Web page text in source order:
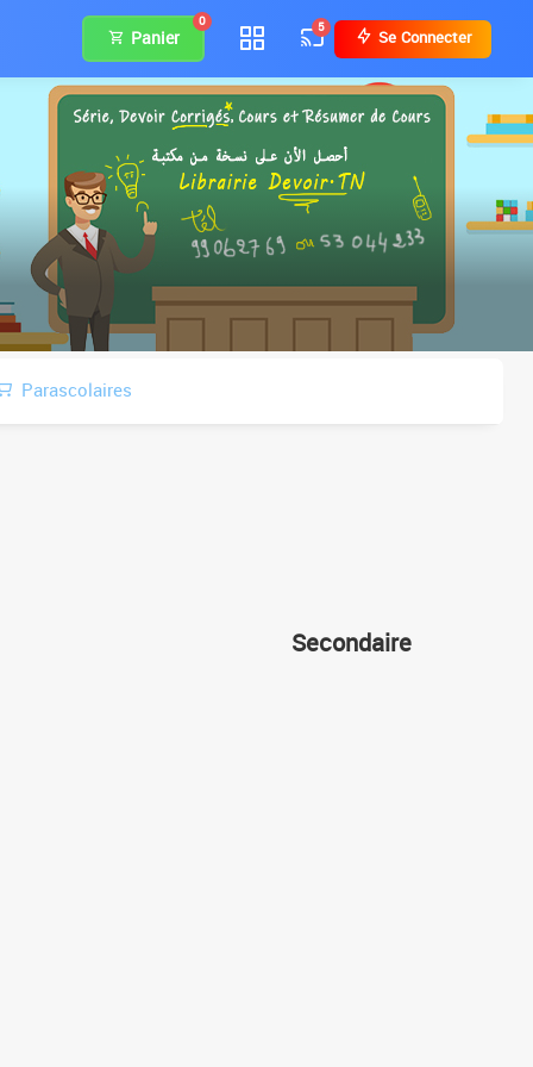
Panier
0 5 Se Connecter
Parascolaires
Secondaire